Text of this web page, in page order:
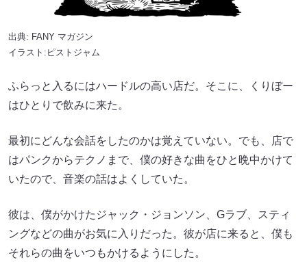
出典: FANY マガジン
イラスト:ピストジャム
ふらっと入るにはハードルの高い店だ。そこに、くりぼー
はひとりで飲みに来た。
最初にどんな会話をしたのかは覚えていない。でも、店で
はパンクからテクノまで、僕の好きな曲をひと晩中かけて
いたので、音楽の話はよくしていた。
彼は、僕がかけたジャック・ジョンソン、Gラブ、スティ
ングなどの曲がお気に入りだった。彼が店に来ると、僕も
それらの曲をいつもかけるようにした。